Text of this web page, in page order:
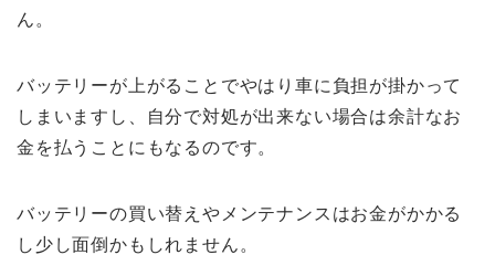
ん。
バッテリーが上がることでやはり車に負担が掛かって
しまいますし、自分で対処が出来ない場合は余計なお
金を払うことにもなるのです。
バッテリーの買い替えやメンテナンスはお金がかかる
し少し面倒かもしれません。